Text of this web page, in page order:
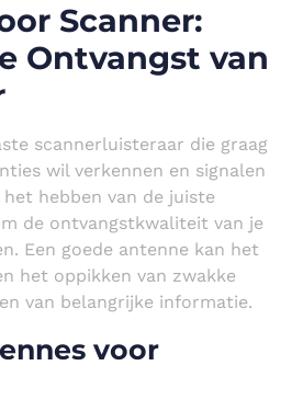
Scanner:
Ontvangst van
scannerluisteraar die graag
wil verkennen en signalen
hebben van de juiste
de ontvangstkwaliteit van je
Een goede antenne kan het
het oppikken van zwakke
van belangrijke informatie.
voor